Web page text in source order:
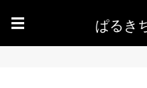
☰ ぱるき